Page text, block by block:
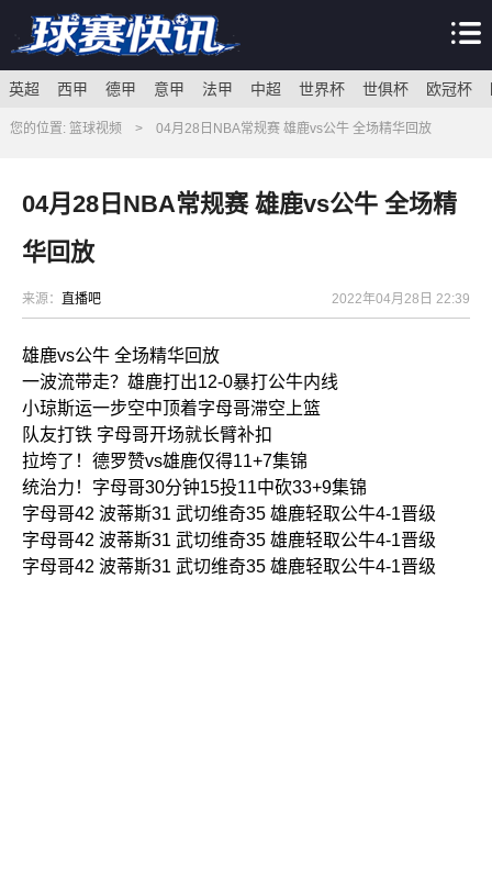
英超 西甲 德甲 意甲 法甲 中超 世界杯 世俱杯 欧冠杯
您的位置: 篮球视频 > 04月28日NBA常规赛 雄鹿vs公牛 全场精华回放
04月28日NBA常规赛 雄鹿vs公牛 全场精
华回放
来源： 直播吧 2022年04月28日 22:39
雄鹿vs公牛 全场精华回放
一波流带走？雄鹿打出12-0暴打公牛内线
小琼斯运一步空中顶着字母哥滞空上篮
队友打铁 字母哥开场就长臂补扣
拉垮了！德罗赞vs雄鹿仅得11+7集锦
统治力！字母哥30分钟15投11中砍33+9集锦
字母哥42 波蒂斯31 武切维奇35 雄鹿轻取公牛4-1晋级
字母哥42 波蒂斯31 武切维奇35 雄鹿轻取公牛4-1晋级
字母哥42 波蒂斯31 武切维奇35 雄鹿轻取公牛4-1晋级